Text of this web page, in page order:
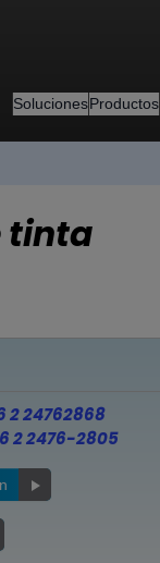
SolucionesProductos
tinta
2 24762868
2 2476-2805